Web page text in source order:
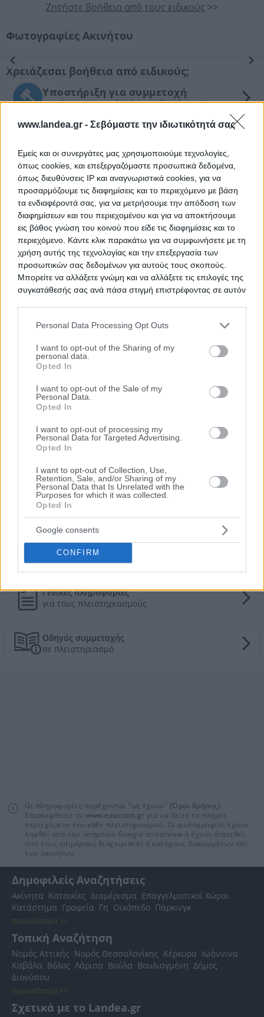
www.landea.gr - Σεβόμαστε την ιδιωτικότητά σας
Εμείς και οι συνεργάτες μας χρησιμοποιούμε τεχνολογίες,
όπως cookies, και επεξεργαζόμαστε προσωπικά δεδομένα,
όπως διευθύνσεις IP και αναγνωριστικά cookies, για να
προσαρμόζουμε τις διαφημίσεις και το περιεχόμενο με βάση
τα ενδιαφέροντά σας, για να μετρήσουμε την απόδοση των
διαφημίσεων και του περιεχομένου και για να αποκτήσουμε
εις βάθος γνώση του κοινού που είδε τις διαφημίσεις και το
περιεχόμενο. Κάντε κλικ παρακάτω για να συμφωνήσετε με τη
χρήση αυτής της τεχνολογίας και την επεξεργασία των
προσωπικών σας δεδομένων για αυτούς τους σκοπούς.
Μπορείτε να αλλάξετε γνώμη και να αλλάξετε τις επιλογές της
συγκατάθεσής σας ανά πάσα στιγμή επιστρέφοντας σε αυτόν
services and may gather and store information including but
not limited to your visit or usage behaviour. You may click to
grant or deny consent to Google and its third-party tags to
use your data for below specified purposes in below Google
consent section.
Personal Data Processing Opt Outs
I want to opt-out of the Sharing of my
personal data.
Opted In
I want to opt-out of the Sale of my
Personal Data.
Opted In
I want to opt-out of processing my
Personal Data for Targeted Advertising.
Opted In
I want to opt-out of Collection, Use,
Retention, Sale, and/or Sharing of my
Personal Data that Is Unrelated with the
Purposes for which it was collected.
Opted In
Google consents
CONFIRM
Ζητήστε βοήθεια από τους ειδικούς >>
Φωτογραφίες Ακινήτου
Προηγούμενη
Επόμενη
Χρειάζεσαι βοήθεια από ειδικούς;
Υποστήριξη για συμμετοχή
σε πλειστηριασμό (αίτηση/ διενέργεια)
Νομικός έλεγχος
Τεχνικός έλεγχος και εκτίμηση
εμπορικής αξίας ακινήτου
Θέλεις Τραπεζική Χρηματοδότηση;
Ζητήστε χρηματοδότηση για την απόκτηση του
συγκεκριμένου ακινήτου
Προτεινόμενα Ακίνητα
Γραβιάς 12, Αριδαία, Νομός Πέλλας
Πρώτη Προσφορά: 60.000€
Παλαιά Πέλλα, Πέλλα, Νομός Πέλλας
Διαμέρισμα 122 τ.μ.
Πρώτη Προσφορά: 73.000€
Τιμές πώλησης/ενοικίασης κατοικιών στην
τοπική αγορά
Τα πάντα για τους πλειστηριασμούς
Γενικές πληροφορίες
για τους πλειστηριασμούς
Οδηγός συμμετοχής
σε πλειστηριασμό
Οι πληροφορίες παρέχονται "ως έχουν" (Όροι Χρήσης).
Επισκεφθείτε το www.eauction.gr για να δείτε το πλήρες
περιεχόμενο του κάθε πλειστηριασμού. Οι φωτογραφίες έχουν
ληφθεί από την υπηρεσία Google streetview ή έχουν διατεθεί
από τους επιμέρους διαχειριστές ή κατόχους δικαιωμάτων επί
των ακινήτων
Δημοφιλείς Αναζητήσεις
Ακίνητα Κατοικίες Διαμέρισμα Επαγγελματικοί Χώροι
Κατάστημα Γραφεία Γη Οικόπεδο Πάρκινγκ
περισσότερα >>
Τοπική Αναζήτηση
Νομός Αττικής Νομός Θεσσαλονίκης Κέρκυρα Ιωάννινα
Καβάλα Βόλος Λάρισα Βούλα Βουλιαγμένη Δήμος
Διονύσου
περισσότερα >>
Σχετικά με το Landea.gr